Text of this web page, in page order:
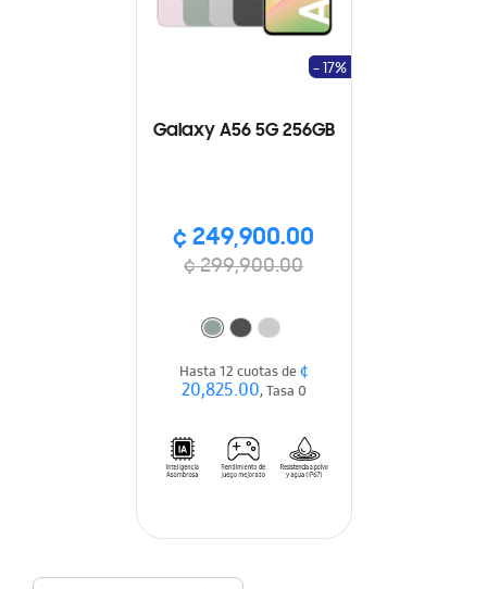
Galaxy A56 5G 256GB
¢ 249,900.00
¢ 299,900.00
- 17%
Hasta 12 cuotas de¢
20,825.00, Tasa 0